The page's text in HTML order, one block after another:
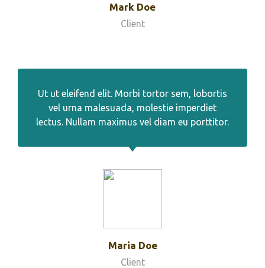
Mark Doe
Client
Ut ut eleifend elit. Morbi tortor sem, lobortis
vel urna malesuada, molestie imperdiet
lectus. Nullam maximus vel diam eu porttitor.
Maria Doe
Client